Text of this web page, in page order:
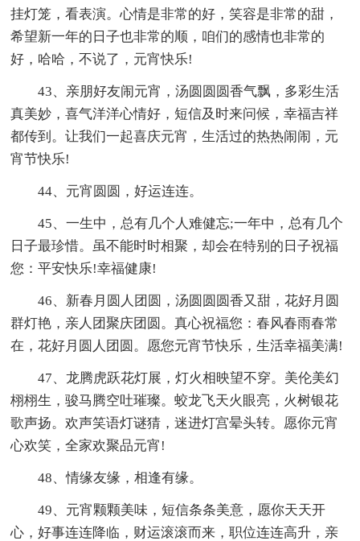
挂灯笼，看表演。心情是非常的好，笑容是非常的甜，
希望新一年的日子也非常的顺，咱们的感情也非常的
好，哈哈，不说了，元宵快乐!
43、亲朋好友闹元宵，汤圆圆圆香气飘，多彩生活
真美妙，喜气洋洋心情好，短信及时来问候，幸福吉祥
都传到。让我们一起喜庆元宵，生活过的热热闹闹，元
宵节快乐!
44、元宵圆圆，好运连连。
45、一生中，总有几个人难健忘;一年中，总有几个
日子最珍惜。虽不能时时相聚，却会在特别的日子祝福
您：平安快乐!幸福健康!
46、新春月圆人团圆，汤圆圆圆香又甜，花好月圆
群灯艳，亲人团聚庆团圆。真心祝福您：春风春雨春常
在，花好月圆人团圆。愿您元宵节快乐，生活幸福美满!
47、龙腾虎跃花灯展，灯火相映望不穿。美伦美幻
栩栩生，骏马腾空吐璀璨。蛟龙飞天火眼亮，火树银花
歌声扬。欢声笑语灯谜猜，迷进灯宫晕头转。愿你元宵
心欢笑，全家欢聚品元宵!
48、情缘友缘，相逢有缘。
49、元宵颗颗美味，短信条条美意，愿你天天开
心，好事连连降临，财运滚滚而来，职位连连高升，亲